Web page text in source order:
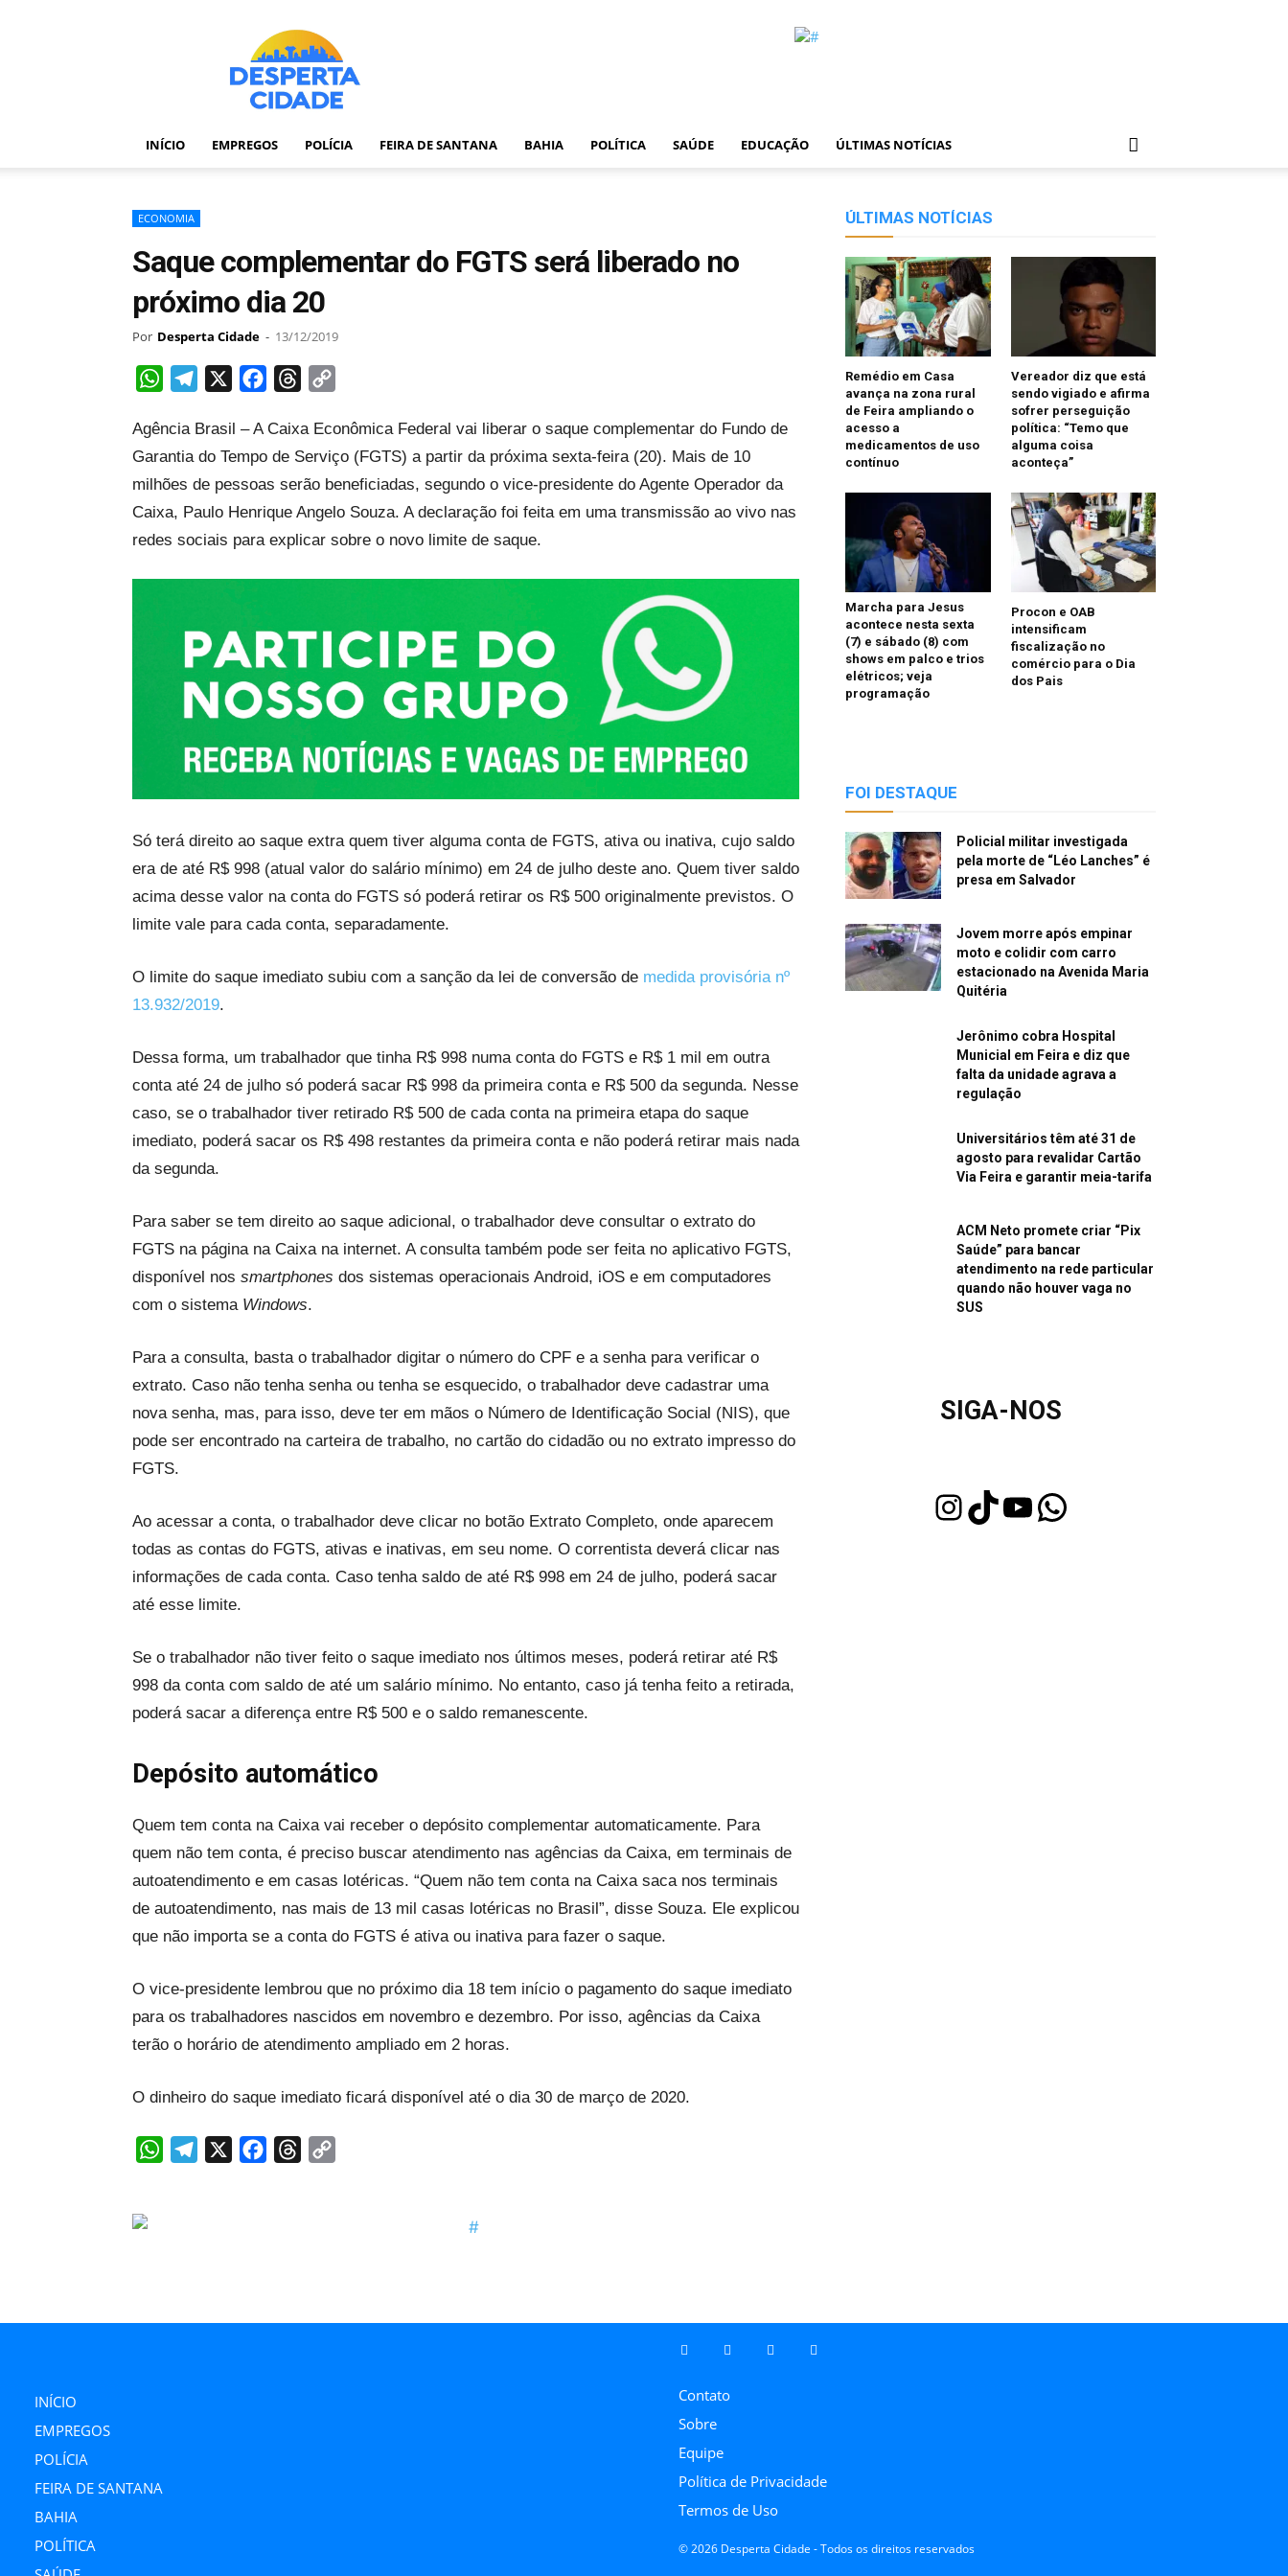
Desperta
Cidade
–
Portal
notícias
Bahia
INÍCIO EMPREGOS POLÍCIA FEIRA DE SANTANA BAHIA POLÍTICA SAÚDE EDUCAÇÃO ÚLTIMAS NOTÍCIAS
ECONOMIA
Saque complementar do FGTS será liberado no
próximo dia 20
Por Desperta Cidade - 13/12/2019
WhatsAppTelegram FacebookThreads
Agência Brasil – A Caixa Econômica Federal vai liberar o saque complementar do Fundo de
Garantia do Tempo de Serviço (FGTS) a partir da próxima sexta-feira (20). Mais de 10
milhões de pessoas serão beneficiadas, segundo o vice-presidente do Agente Operador da
Caixa, Paulo Henrique Angelo Souza. A declaração foi feita em uma transmissão ao vivo nas
redes sociais para explicar sobre o novo limite de saque.
Só terá direito ao saque extra quem tiver alguma conta de FGTS, ativa ou inativa, cujo saldo
era de até R$ 998 (atual valor do salário mínimo) em 24 de julho deste ano. Quem tiver saldo
acima desse valor na conta do FGTS só poderá retirar os R$ 500 originalmente previstos. O
limite vale para cada conta, separadamente.
O limite do saque imediato subiu com a sanção da lei de conversão de medida provisória nº
13.932/2019.
Dessa forma, um trabalhador que tinha R$ 998 numa conta do FGTS e R$ 1 mil em outra
conta até 24 de julho só poderá sacar R$ 998 da primeira conta e R$ 500 da segunda. Nesse
caso, se o trabalhador tiver retirado R$ 500 de cada conta na primeira etapa do saque
imediato, poderá sacar os R$ 498 restantes da primeira conta e não poderá retirar mais nada
da segunda.
Para saber se tem direito ao saque adicional, o trabalhador deve consultar o extrato do
FGTS na página na Caixa na internet. A consulta também pode ser feita no aplicativo FGTS,
disponível nos smartphones dos sistemas operacionais Android, iOS e em computadores
com o sistema Windows.
Para a consulta, basta o trabalhador digitar o número do CPF e a senha para verificar o
extrato. Caso não tenha senha ou tenha se esquecido, o trabalhador deve cadastrar uma
nova senha, mas, para isso, deve ter em mãos o Número de Identificação Social (NIS), que
pode ser encontrado na carteira de trabalho, no cartão do cidadão ou no extrato impresso do
FGTS.
Ao acessar a conta, o trabalhador deve clicar no botão Extrato Completo, onde aparecem
todas as contas do FGTS, ativas e inativas, em seu nome. O correntista deverá clicar nas
informações de cada conta. Caso tenha saldo de até R$ 998 em 24 de julho, poderá sacar
até esse limite.
Se o trabalhador não tiver feito o saque imediato nos últimos meses, poderá retirar até R$
998 da conta com saldo de até um salário mínimo. No entanto, caso já tenha feito a retirada,
poderá sacar a diferença entre R$ 500 e o saldo remanescente.
Depósito automático
Quem tem conta na Caixa vai receber o depósito complementar automaticamente. Para
quem não tem conta, é preciso buscar atendimento nas agências da Caixa, em terminais de
autoatendimento e em casas lotéricas. “Quem não tem conta na Caixa saca nos terminais
de autoatendimento, nas mais de 13 mil casas lotéricas no Brasil”, disse Souza. Ele explicou
que não importa se a conta do FGTS é ativa ou inativa para fazer o saque.
O vice-presidente lembrou que no próximo dia 18 tem início o pagamento do saque imediato
para os trabalhadores nascidos em novembro e dezembro. Por isso, agências da Caixa
terão o horário de atendimento ampliado em 2 horas.
O dinheiro do saque imediato ficará disponível até o dia 30 de março de 2020.
WhatsAppTelegram FacebookThreads
ÚLTIMAS NOTÍCIAS
Remédio em Casa
avança na zona rural
de Feira ampliando o
acesso a
medicamentos de uso
contínuo
Vereador diz que está
sendo vigiado e afirma
sofrer perseguição
política: “Temo que
alguma coisa
aconteça”
Marcha para Jesus
acontece nesta sexta
(7) e sábado (8) com
shows em palco e trios
elétricos; veja
programação
Procon e OAB
intensificam
fiscalização no
comércio para o Dia
dos Pais
FOI DESTAQUE
Policial militar investigada
pela morte de “Léo Lanches” é
presa em Salvador
Jovem morre após empinar
moto e colidir com carro
estacionado na Avenida Maria
Quitéria
Jerônimo cobra Hospital
Municial em Feira e diz que
falta da unidade agrava a
regulação
Universitários têm até 31 de
agosto para revalidar Cartão
Via Feira e garantir meia-tarifa
ACM Neto promete criar “Pix
Saúde” para bancar
atendimento na rede particular
quando não houver vaga no
SUS
SIGA-NOS
InstagramTikTok Youtube WhatsApp
INÍCIO
EMPREGOS
POLÍCIA
FEIRA DE SANTANA
BAHIA
POLÍTICA
Contato
Sobre
Equipe
Política de Privacidade
Termos de Uso
© 2026 Desperta Cidade - Todos os direitos reservados